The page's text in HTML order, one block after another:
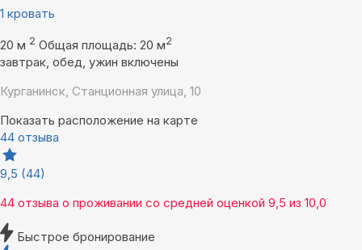
1 кровать
20 м 2 Общая площадь: 20 м2
завтрак, обед, ужин включены
Курганинск, Станционная улица, 10
Показать расположение на карте
44 отзыва
9,5 (44)
44 отзыва о проживании со средней оценкой 9,5 из 10,0
Быстрое бронирование